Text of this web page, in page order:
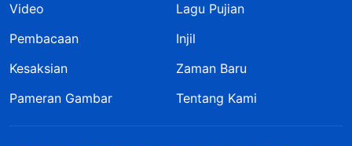
Video
Lagu Pujian
Pembacaan
Injil
Kesaksian
Zaman Baru
Pameran Gambar
Tentang Kami